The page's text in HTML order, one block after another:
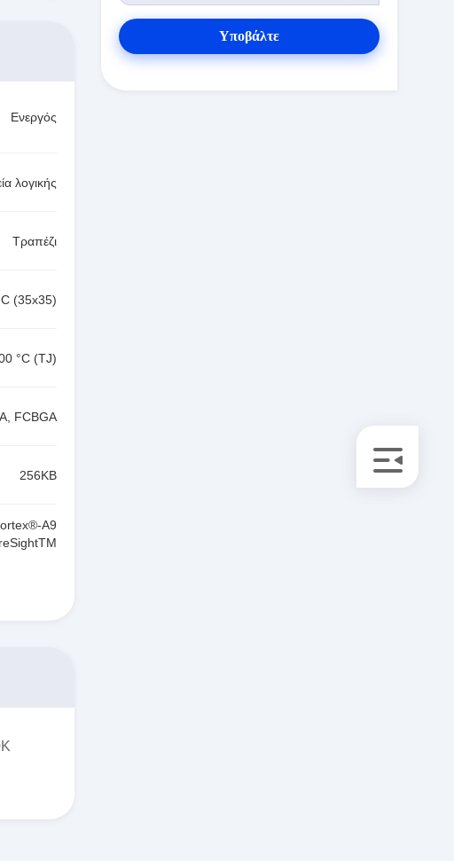
Ενεργός
λογικής
Τραπέζι
(35x35)
°C (TJ)
FCBGA
256KB
A9
Υποβάλτε